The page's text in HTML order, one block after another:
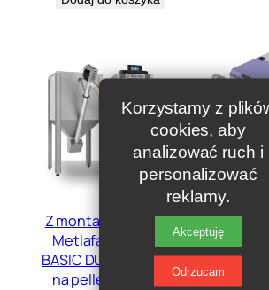
Korzystamy z
cookies, aby
analizować ruch i
personalizować
reklamy.
Akceptuję
Odrzucam
Z montażem: Kocioł
Metlafach SEMAX
BASIC DUO 15 – 20kW
na pellet i drewno
Z
TERMO-